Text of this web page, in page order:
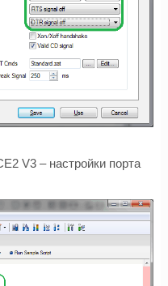
V3 – настройки порта